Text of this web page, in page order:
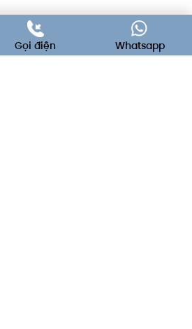
Gọi điện Whatsapp